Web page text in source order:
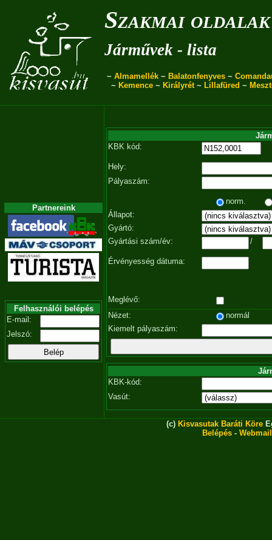
Szakmai oldalak
Járművek - lista
~ Almamellék ~ Balatonfenyves ~
~ Kemence~ Királyrét~ Lillafüred ~
Partnereink
Felhasználói belépés
E-mail:
Jelszó:
KBK kód:
Hely:
Pályaszám:
norm.
Állapot:
Gyártó:
Gyártási szám/év:
/
Érvényesség dátuma:
Meglévő:
Nézet:
normál
Kiemelt pályaszám:
KBK-kód:
Vasút:
(c) Kisvasutak Baráti Köre
Belépés - Webmail